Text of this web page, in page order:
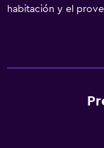
Papeleras
habitación y el